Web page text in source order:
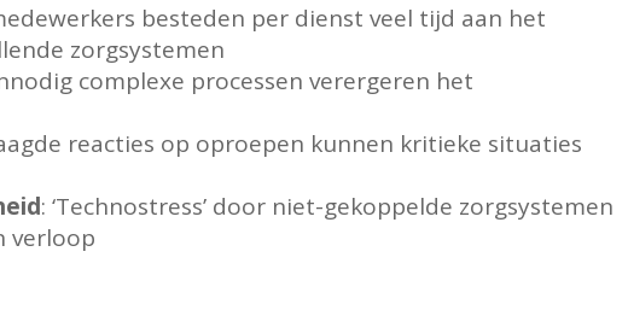
besteden per dienst veel tijd aan het
zorgsystemen
complexe processen verergeren het
reacties op oproepen kunnen kritieke situaties
: ‘Technostress’ door niet-gekoppelde zorgsystemen
verloop